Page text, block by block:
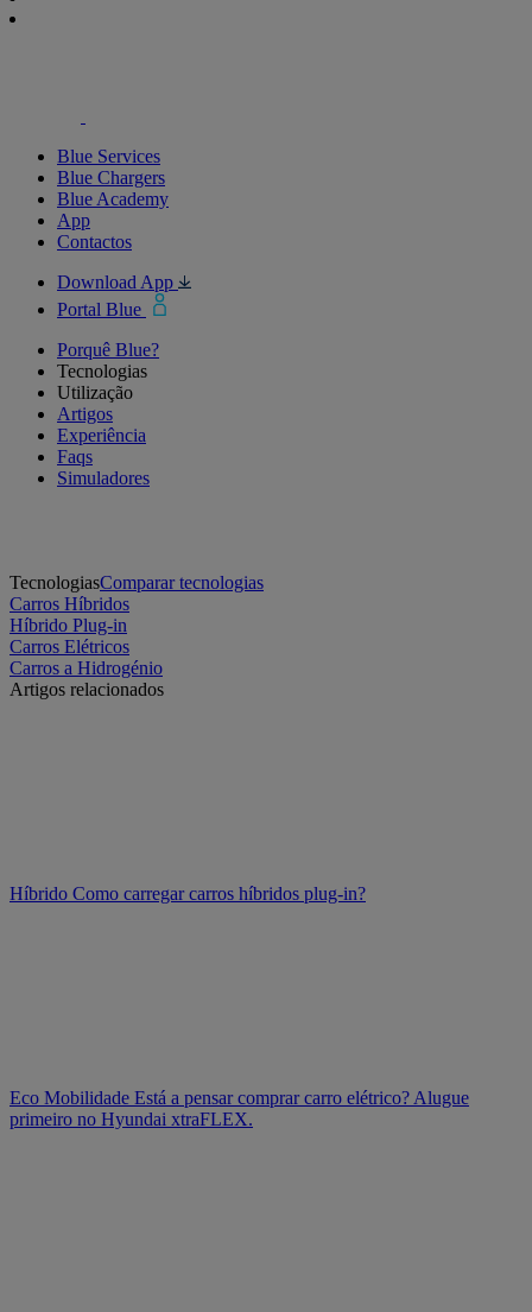
Blue Services
Blue Chargers
Blue Academy
App
Contactos
Download App
Portal Blue
Porquê Blue?
Tecnologias
Utilização
Artigos
Experiência
Faqs
Simuladores
TecnologiasComparar tecnologias
Carros Híbridos
Híbrido Plug-in
Carros Elétricos
Carros a Hidrogénio
Artigos relacionados
Híbrido Como carregar carros híbridos plug-in?
Eco Mobilidade Está a pensar comprar carro elétrico? Alugue
primeiro no Hyundai xtraFLEX.